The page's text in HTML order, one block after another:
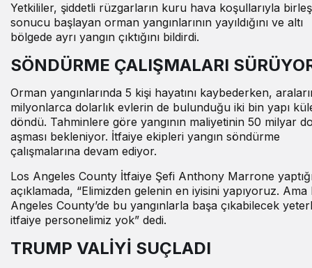
Yetkililer, şiddetli rüzgarların kuru hava koşullarıyla
sonucu başlayan orman yangınlarının yayıldığını ve altı
bölgede ayrı yangın çıktığını bildirdi.
SÖNDÜRME ÇALIŞMALARI
Orman yangınlarında 5 kişi hayatını kaybederken,
milyonlarca dolarlık evlerin de bulunduğu iki bin yapı
döndü. Tahminlere göre yangının maliyetinin 50 milyar
aşması bekleniyor. İtfaiye ekipleri yangın söndürme
çalışmalarına devam ediyor.
Los Angeles County İtfaiye Şefi Anthony Marrone
açıklamada, “Elimizden gelenin en iyisini yapıyoruz. Ama
Angeles County’de bu yangınlarla başa çıkabilecek
itfaiye personelimiz yok” dedi.
TRUMP VALİYİ SUÇLADI